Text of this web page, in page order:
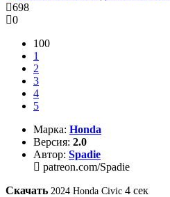
698
0
100
1
2
3
4
5
Марка: Honda
Версия: 2.0
Автор: Spadie
patreon.com/Spadie
Скачать 2024 Honda Civic 4 сек